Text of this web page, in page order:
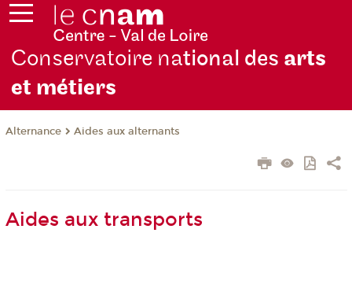
Conservatoire national des arts
et métiers
Alternance Aides aux alternants
Aides aux transports